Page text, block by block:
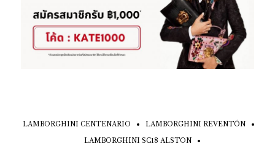
LAMBORGHINI CENTENARIO LAMBORGHINI REVENTÓN
LAMBORGHINI SC18 ALSTON